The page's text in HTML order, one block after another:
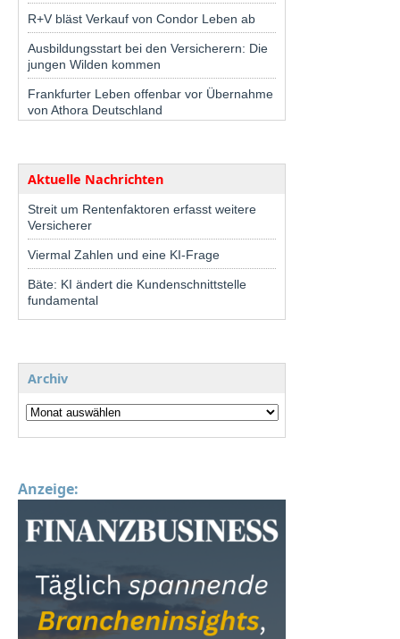
R+V bläst Verkauf von Condor Leben ab
Ausbildungsstart bei den Versicherern: Die
jungen Wilden kommen
Frankfurter Leben offenbar vor Übernahme
von Athora Deutschland
Aktuelle Nachrichten
Streit um Rentenfaktoren erfasst weitere
Versicherer
Viermal Zahlen und eine KI-Frage
Bäte: KI ändert die Kundenschnittstelle
fundamental
Archiv
Anzeige: